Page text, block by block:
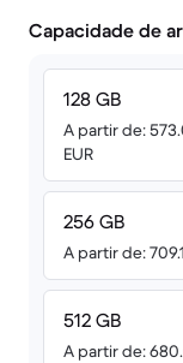
Capacidade de
128 GB
A partir de:
EUR
256 GB
A partir de:
512 GB
A partir de: